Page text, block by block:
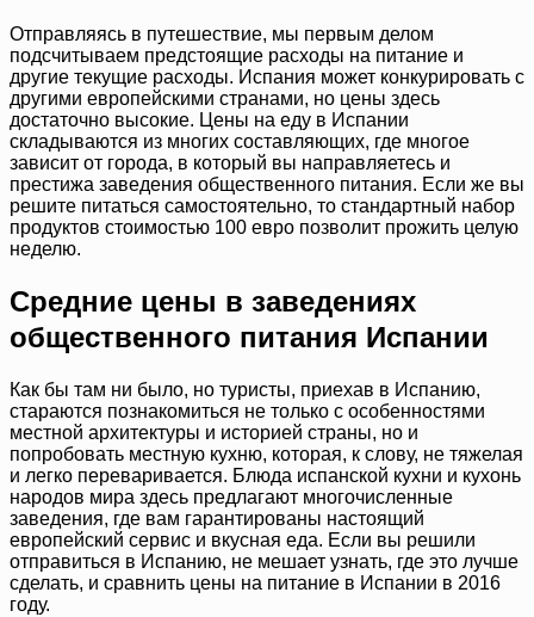
Отправляясь в путешествие, мы первым делом
подсчитываем предстоящие расходы на питание и
другие текущие расходы. Испания может конкурировать с
другими европейскими странами, но цены здесь
достаточно высокие. Цены на еду в Испании
складываются из многих составляющих, где многое
зависит от города, в который вы направляетесь и
престижа заведения общественного питания. Если же вы
решите питаться самостоятельно, то стандартный набор
продуктов стоимостью 100 евро позволит прожить целую
неделю.
Средние цены в заведениях
общественного питания Испании
Как бы там ни было, но туристы, приехав в Испанию,
стараются познакомиться не только с особенностями
местной архитектуры и историей страны, но и
попробовать местную кухню, которая, к слову, не тяжелая
и легко переваривается. Блюда испанской кухни и кухонь
народов мира здесь предлагают многочисленные
заведения, где вам гарантированы настоящий
европейский сервис и вкусная еда. Если вы решили
отправиться в Испанию, не мешает узнать, где это лучше
сделать, и сравнить цены на питание в Испании в 2016
году.